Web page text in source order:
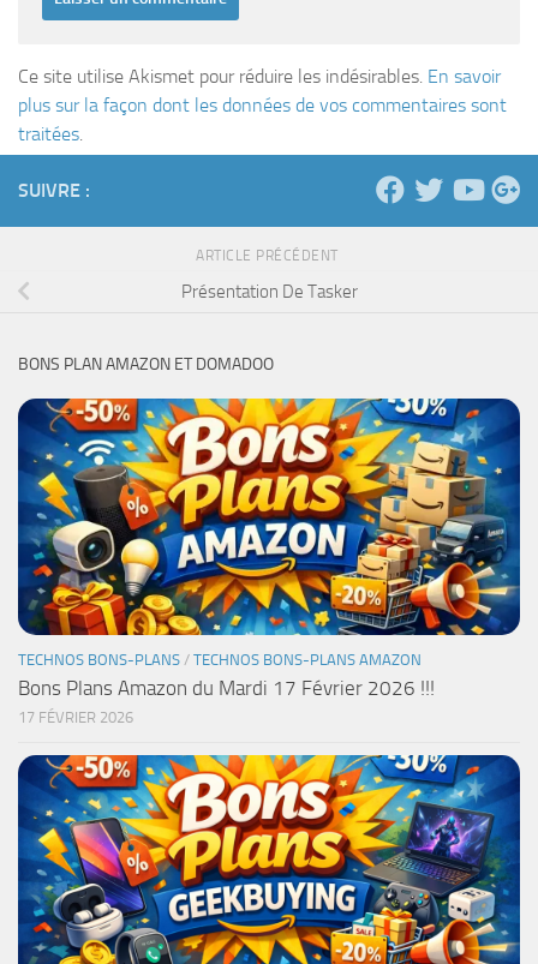
Ce site utilise Akismet pour réduire les indésirables. En savoir
plus sur la façon dont les données de vos commentaires sont
traitées.
SUIVRE :
ARTICLE PRÉCÉDENT
Présentation De Tasker
BONS PLAN AMAZON ET DOMADOO
TECHNOS BONS-PLANS / TECHNOS BONS-PLANS AMAZON
Bons Plans Amazon du Mardi 17 Février 2026 !!!
17 FÉVRIER 2026